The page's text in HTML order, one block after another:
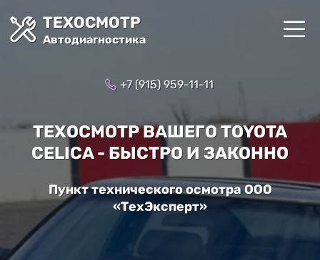
ТЕХОСМОТР
Автодиагностика
+7 (915) 959-11-11
ТЕХОСМОТР ВАШЕГО TOYOTA
CELICA - БЫСТРО И ЗАКОННО
Пункт технического осмотра ООО
«ТехЭксперт»